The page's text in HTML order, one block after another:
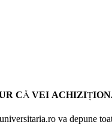
CĂ VEI
va depune